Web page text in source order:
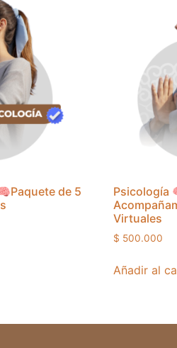
de 5
Psicología
Virtuales
$ 500.000
Añadir al